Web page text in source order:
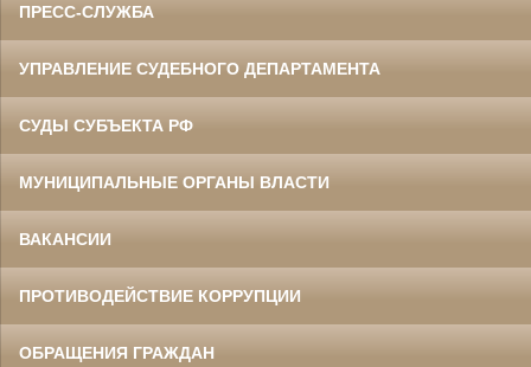
ПРЕСС-СЛУЖБА
УПРАВЛЕНИЕ СУДЕБНОГО ДЕПАРТАМЕНТА
СУДЫ СУБЪЕКТА РФ
МУНИЦИПАЛЬНЫЕ ОРГАНЫ ВЛАСТИ
ВАКАНСИИ
ПРОТИВОДЕЙСТВИЕ КОРРУПЦИИ
ОБРАЩЕНИЯ ГРАЖДАН